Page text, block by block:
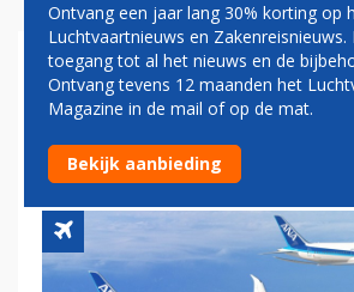
ANA START NIEUWE
MAATSCHAPPIJ MET
787-VLOOT
Ontvang een jaar lang 30% korting op
Luchtvaartnieuws en
toegang tot al het nieuws en de
Ontvang tevens 12 maanden het
Magazine in de mail of op de mat.
Bekijk aanbieding